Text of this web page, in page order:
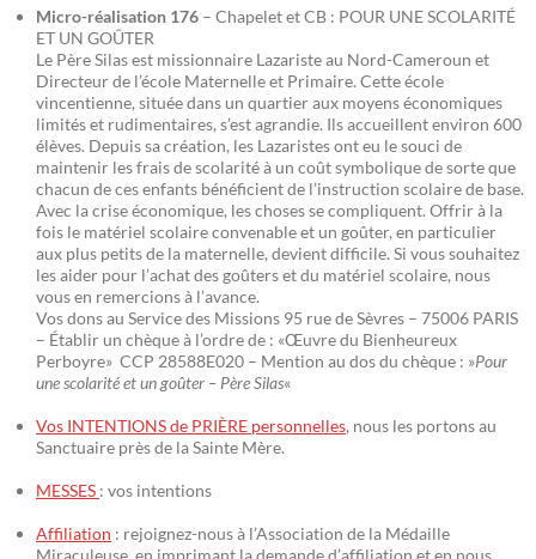
Micro-réalisation 176 – Chapelet et CB : POUR UNE SCOLARITÉ
ET UN GOÛTER
Le Père Silas est missionnaire Lazariste au Nord-Cameroun et
Directeur de l’école Maternelle et Primaire. Cette école
vincentienne, située dans un quartier aux moyens économiques
limités et rudimentaires, s’est agrandie. Ils accueillent environ 600
élèves. Depuis sa création, les Lazaristes ont eu le souci de
maintenir les frais de scolarité à un coût symbolique de sorte que
chacun de ces enfants bénéficient de l’instruction scolaire de base.
Avec la crise économique, les choses se compliquent. Offrir à la
fois le matériel scolaire convenable et un goûter, en particulier
aux plus petits de la maternelle, devient difficile. Si vous souhaitez
les aider pour l’achat des goûters et du matériel scolaire, nous
vous en remercions à l’avance.
Vos dons au Service des Missions 95 rue de Sèvres – 75006 PARIS
– Établir un chèque à l’ordre de : «Œuvre du Bienheureux
Perboyre» CCP 28588E020 – Mention au dos du chèque : »Pour
une scolarité et un goûter – Père Silas«
Vos INTENTIONS de PRIÈRE personnelles, nous les portons au
Sanctuaire près de la Sainte Mère.
MESSES : vos intentions
Affiliation : rejoignez-nous à l’Association de la Médaille